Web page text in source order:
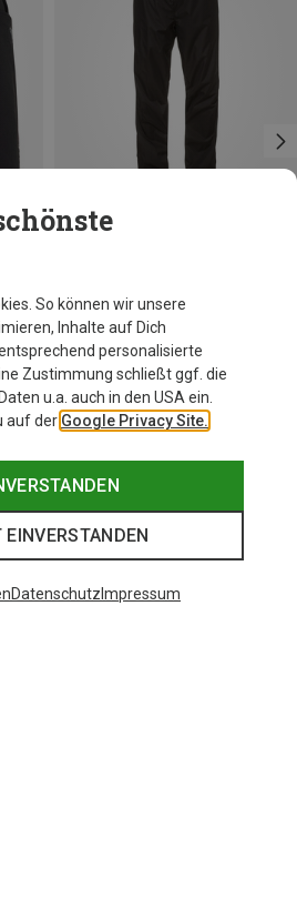
So können wir unsere
Inhalte auf Dich
personalisierte
Zustimmung schließt ggf. die
u.a. auch in den USA ein.
auf der Google Privacy Site.
EINVERSTANDEN
Datenschutz Impressum